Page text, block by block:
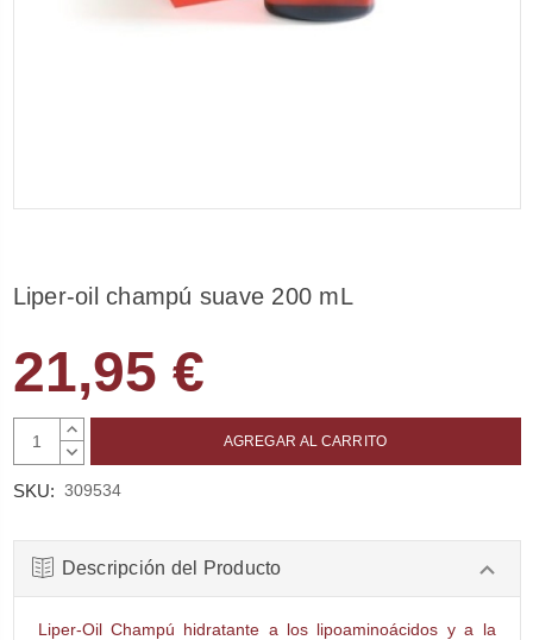
Liper-oil champú suave 200 mL
21,95 €
AUMENTAR
CANTIDAD:
DISMINUIR
SKU: 309534
Descripción del Producto
Liper-Oil Champú hidratante a los lipoaminoácidos y a la